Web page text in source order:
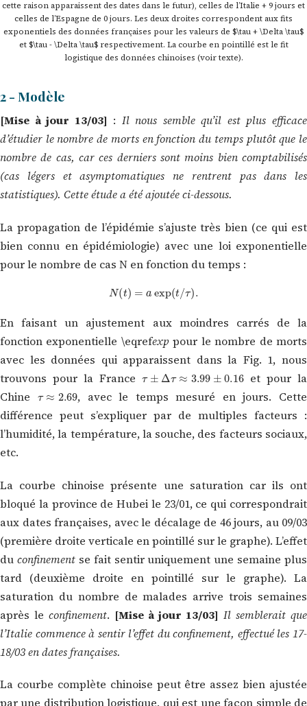
cette raison apparaissent des dates dans le futur), celles de l’Italie + 9 jours et
celles de l’Espagne de 0 jours. Les deux droites correspondent aux fits
exponentiels des données françaises pour les valeurs de $\tau + \Delta \tau$
et $\tau - \Delta \tau$ respectivement. La courbe en pointillé est le fit
logistique des données chinoises (voir texte).
2 - Modèle
[Mise à jour 13/03] : Il nous semble qu’il est plus efficace
d’étudier le nombre de morts en fonction du temps plutôt que le
nombre de cas, car ces derniers sont moins bien comptabilisés
(cas légers et asymptomatiques ne rentrent pas dans les
statistiques). Cette étude a été ajoutée ci-dessous.
La propagation de l’épidémie s’ajuste très bien (ce qui est
bien connu en épidémiologie) avec une loi exponentielle
pour le nombre de cas N en fonction du temps :
N(t )= aexp(t/τ).
En faisant un ajustement aux moindres carrés de la
fonction exponentielle \eqrefexppour le nombre de morts
avec les données qui apparaissent dans la Fig. 1, nous
trouvons pour la France
Δ τ≈ ± 0.16
et pour la
Chine
2.69
, avec le temps mesuré en jours. Cette
différence peut s’expliquer par de multiples facteurs :
l’humidité, la température, la souche, des facteurs sociaux,
etc.
La courbe chinoise présente une saturation car ils ont
bloqué la province de Hubei le 23/01, ce qui correspondrait
aux dates françaises, avec le décalage de 46 jours, au 09/03
(première droite verticale en pointillé sur le graphe). L’effet
du confinementse fait sentir uniquement une semaine plus
tard (deuxième droite en pointillé sur le graphe). La
saturation du nombre de malades arrive trois semaines
après le confinement. [Mise à jour 13/03] Il semblerait que
l’Italie commence à sentir l’effet duconfinement, effectué les 17-
18/03 en dates françaises.
La courbe complète chinoise peut être assez bien ajustée
par une distribution logistique, qui est une façon simple de